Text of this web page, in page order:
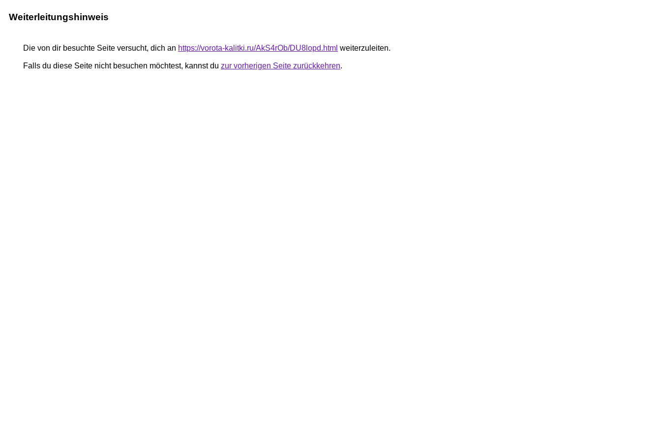
Weiterleitungshinweis
Die von dir besuchte Seite versucht, dich an https://vorota-kalitki.ru/AkS4rOb/DU8lopd.html weiterzuleiten.
Falls du diese Seite nicht besuchen möchtest, kannst du zur vorherigen Seite zurückkehren.